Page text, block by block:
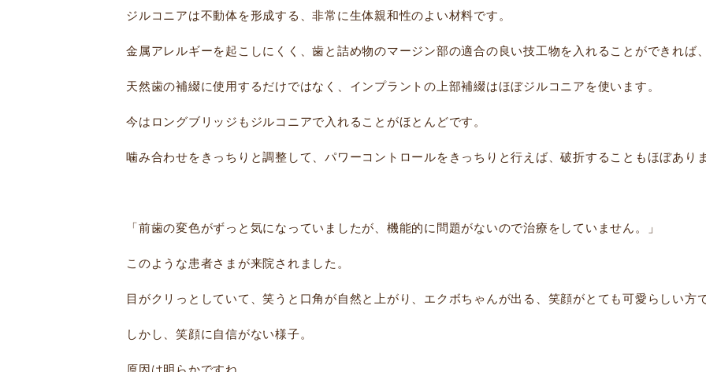
ジルコニアは不動体を形成する、非常に生体親和性のよい材料です。
金属アレルギーを起こしにくく、歯と詰め物のマージン部の適合の良い技工物を入れることができれば
天然歯の補綴に使用するだけではなく、インプラントの上部補綴はほぼジルコニアを使います。
今はロングブリッジもジルコニアで入れることがほとんどです。
噛み合わせをきっちりと調整して、パワーコントロールをきっちりと行えば、破折することもほぼありま
「前歯の変色がずっと気になっていましたが、機能的に問題がないので治療をしていません。」
このような患者さまが来院されました。
目がクリっとしていて、笑うと口角が自然と上がり、エクボちゃんが出る、笑顔がとても可愛らしい方で
しかし、笑顔に自信がない様子。
原因は明らかですね。